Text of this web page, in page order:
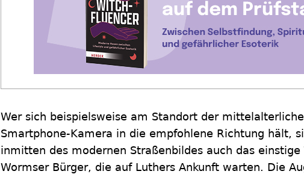
Wer sich beispielsweise am Standort der
Smartphone-Kamera in die empfohlene Richtung hält,
inmitten des modernen Straßenbildes auch das einstige
Wormser Bürger, die auf Luthers Ankunft warten. Die